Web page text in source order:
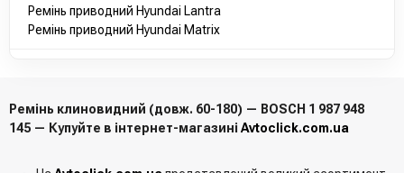
Ремінь приводний Hyundai Lantra
Ремінь приводний Hyundai Matrix
Ремінь клиновидний (довж. 60-180) — BOSCH 1 987 948
145 — Купуйте в інтернет-магазині Avtoclick.com.ua